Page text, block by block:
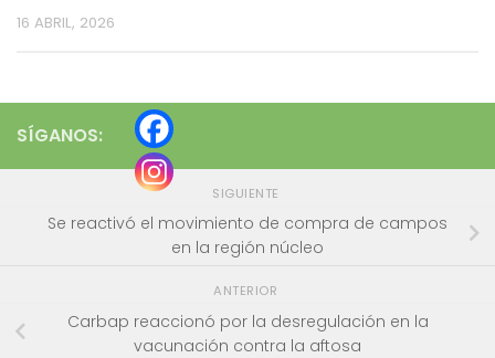
16 ABRIL, 2026
SÍGANOS:
SIGUIENTE
Se reactivó el movimiento de compra de campos
en la región núcleo
ANTERIOR
Carbap reaccionó por la desregulación en la
vacunación contra la aftosa